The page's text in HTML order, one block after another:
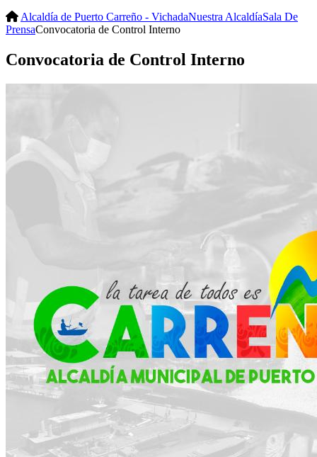
Alcaldía de Puerto Carreño - VichadaNuestra AlcaldíaSala De
PrensaConvocatoria de Control Interno
Convocatoria de Control Interno